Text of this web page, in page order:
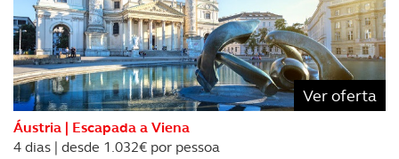
Ver oferta
Áustria | Escapada a Viena
4 dias | desde 1.032€ por pessoa